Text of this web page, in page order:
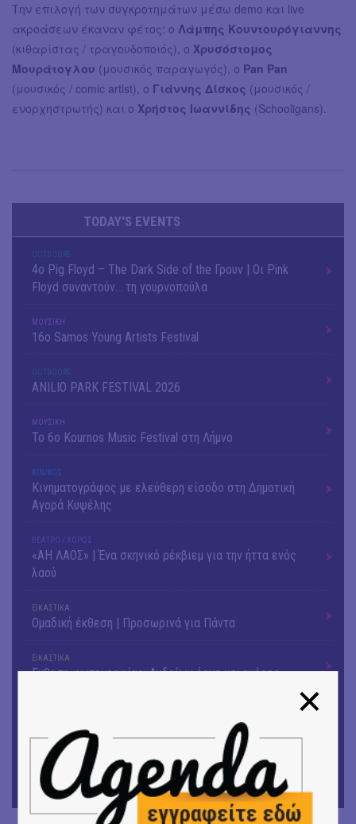
Την επιλογή των συγκροτημάτων μέσω demo και live
ακροάσεων έκαναν φέτος: ο Λάμπης Κουντουρόγιαννης
(κιθαρίστας / τραγουδοποιός), ο Χρυσόστομος
Μουράτογλου (μουσικός παραγωγός), ο Pan Pan
(μουσικός / comic artist), o Γιάννης Δίσκος (μουσικός /
ενορχηστρωτής) και ο Χρήστος Ιωαννίδης (Schooligans).
TODAY'S EVENTS
OUTDΟORS
4ο Pig Floyd – The Dark Side of the Γρουν | Οι Pink
Floyd συναντούν… τη γουρνοπούλα
ΜΟΥΣΙΚΗ
16o Samos Young Artists Festival
OUTDΟORS
ANILIO PARK FESTIVAL 2026
ΜΟΥΣΙΚΗ
Το 6ο Kournos Music Festival στη Λήμνο
ΚΙΝ/ΦΟΣ
Κινηματογράφος με ελεύθερη είσοδο στη Δημοτική
Αγορά Κυψέλης
ΘΕΑΤΡΟ / ΧΟΡΟΣ
«ΑΗ ΛΑΟΣ» | Ένα σκηνικό ρέκβιεμ για την ήττα ενός
λαού
ΕΙΚΑΣΤΙΚΑ
Ομαδική έκθεση | Προσωρινά για Πάντα
ΕΙΚΑΣΤΙΚΑ
Έκθεση φωτογραφίας: Ανδρίων έργα και ημέρες
ΕΙΚΑΣΤΙΚΑ
Θανάσης Λάλας-Κώστας Τσόκλης - Συνομιλώντας με
εικόνες και λέξεις